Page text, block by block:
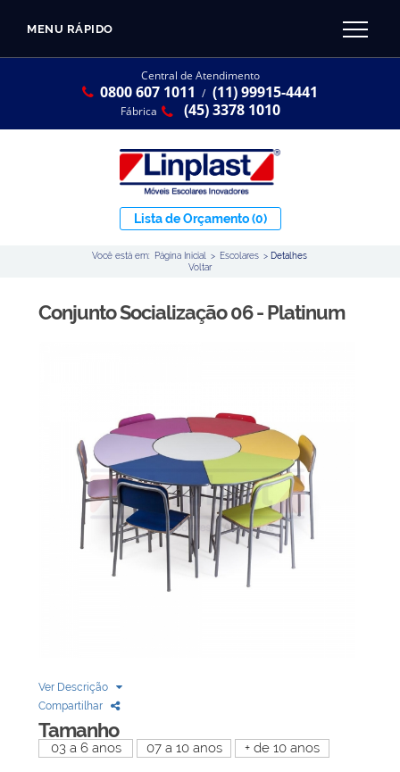
MENU RÁPIDO
Central de Atendimento
0800 607 1011 / (11) 99915-4441
Fábrica (45) 3378 1010
Lista de Orçamento(0)
Você está em: Página Inicial > Escolares >Detalhes
Voltar
Conjunto Socialização 06 - Platinum
Ver Descrição
Compartilhar
Tamanho
03 a 6 anos 07 a 10 anos + de 10 anos
Linha Resina Plástica
Ambiente Maker
Armários em Aço
Quadro Branco
Linha Wood Prime
CATÁLOGO LINPLAST 2025
SOBRE A EMPRESA